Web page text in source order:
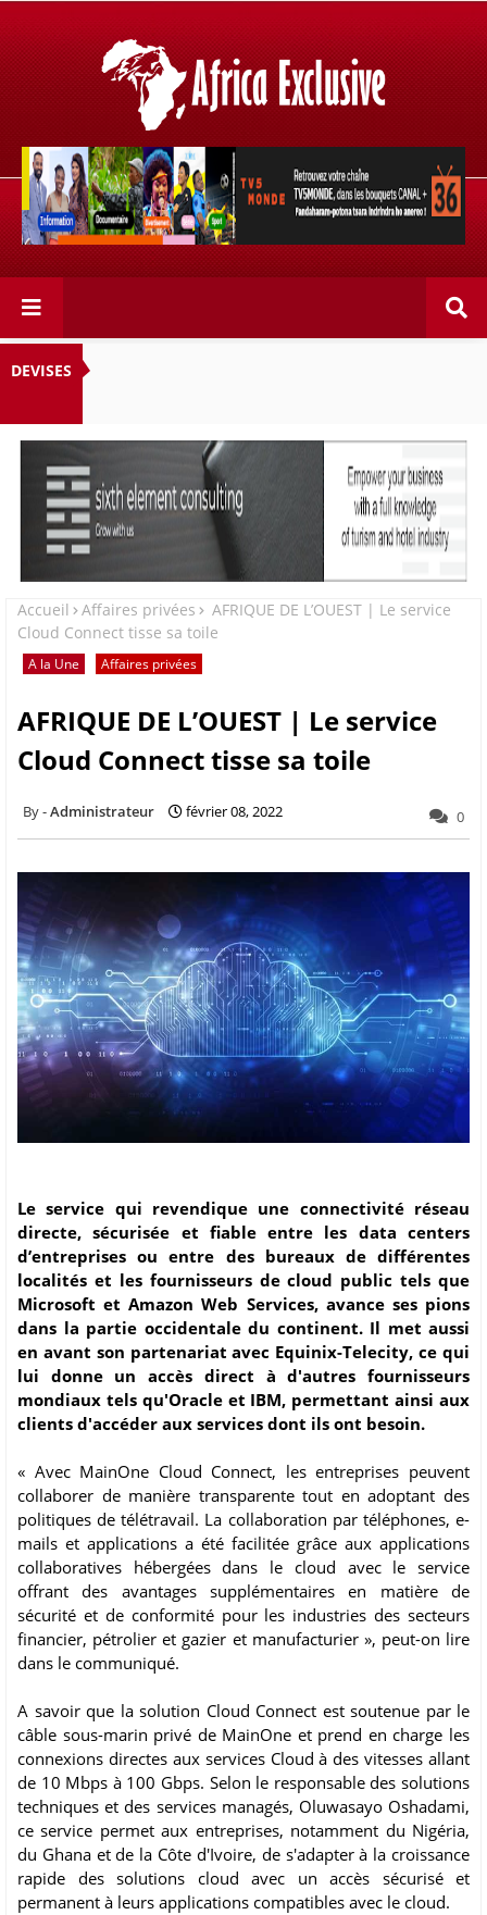
Retrouvez votre chaîne @TV5MONDE, dans les bouquets
CANAL+ 36 . Fandaharam-potoana tsara indrindra ho
anareo!
DEVISES
Accueil Affaires privées
AFRIQUE DE L’OUEST | Le service
Cloud Connect tisse sa toile
A la Une Affaires privées
AFRIQUE DE L’OUEST | Le service
Cloud Connect tisse sa toile
Administrateur février 08, 2022 0
Le service qui revendique une connectivité réseau
directe, sécurisée et fiable entre les data centers
d’entreprises ou entre des bureaux de différentes
localités et les fournisseurs de cloud public tels que
Microsoft et Amazon Web Services, avance ses pions
dans la partie occidentale du continent. Il met aussi
en avant son partenariat avec Equinix-Telecity, ce qui
lui donne un accès direct à d'autres fournisseurs
mondiaux tels qu'Oracle et IBM, permettant ainsi aux
clients d'accéder aux services dont ils ont besoin.
« Avec MainOne Cloud Connect, les entreprises peuvent
collaborer de manière transparente tout en adoptant des
politiques de télétravail. La collaboration par téléphones, e-
mails et applications a été facilitée grâce aux applications
collaboratives hébergées dans le cloud avec le service
offrant des avantages supplémentaires en matière de
sécurité et de conformité pour les industries des secteurs
financier, pétrolier et gazier et manufacturier », peut-on lire
dans le communiqué.
A savoir que la solution Cloud Connect est soutenue par le
câble sous-marin privé de MainOne et prend en charge les
connexions directes aux services Cloud à des vitesses allant
de 10 Mbps à 100 Gbps. Selon le responsable des solutions
techniques et des services managés, Oluwasayo Oshadami,
ce service permet aux entreprises, notamment du Nigéria,
du Ghana et de la Côte d'Ivoire, de s'adapter à la croissance
rapide des solutions cloud avec un accès sécurisé et
permanent à leurs applications compatibles avec le cloud.